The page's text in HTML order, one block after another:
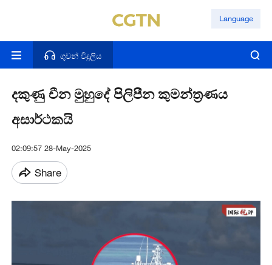
Language
ගුවන් විදුලිය
දකුණු චීන මුහුදේ පිලිපීන කුමන්ත්‍රණය
අසාර්ථකයි
02:09:57 28-May-2025
Share